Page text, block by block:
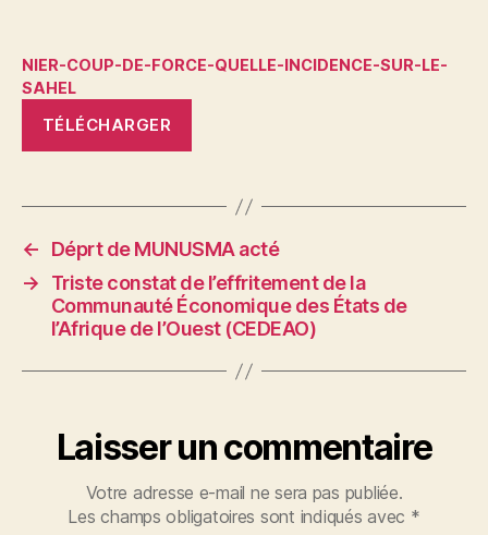
Niger
NIER-COUP-DE-FORCE-QUELLE-INCIDENCE-SUR-LE-
SAHEL
TÉLÉCHARGER
←
Déprt de MUNUSMA acté
→
Triste constat de l’effritement de la
Communauté Économique des États de
l’Afrique de l’Ouest (CEDEAO)
Laisser un commentaire
Votre adresse e-mail ne sera pas publiée.
Les champs obligatoires sont indiqués avec *